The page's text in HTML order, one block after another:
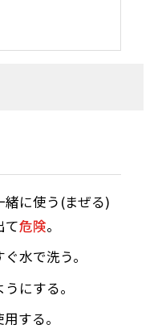
緒に使う(まぜる)
て危険。
水で洗う。
にする。
する。